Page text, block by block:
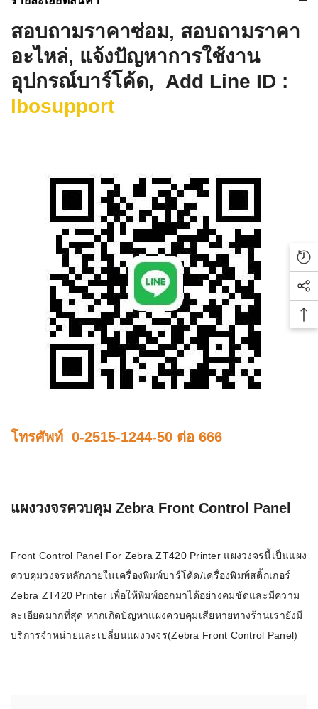
สอบถามราคาซ่อม, สอบถามราคา
อะไหล่, แจ้งปัญหาการใช้งาน
อุปกรณ์บาร์โค้ด, Add Line ID :
lbosupport
โทรศัพท์ 0-2515-1244-50 ต่อ 666
แผงวงจรควบคุม Zebra Front Control Panel
Front Control Panel For Zebra ZT420 Printer แผงวงจรนี้เป็นแผง
ควบคุมวงจรหลักภายในเครื่องพิมพ์บาร์โค้ด/เครื่องพิมพ์สติ้กเกอร์
Zebra ZT420 Printer เพื่อให้พิมพ์ออกมาได้อย่างคมชัดและมีความ
ละเอียดมากที่สุด หากเกิดปัญหาแผงควบคุมเสียหายทางร้านเรายังมี
บริการจำหน่ายและเปลี่ยนแผงวงจร(Zebra Front Control Panel)